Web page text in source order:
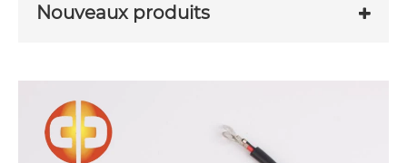
Nouveaux produits